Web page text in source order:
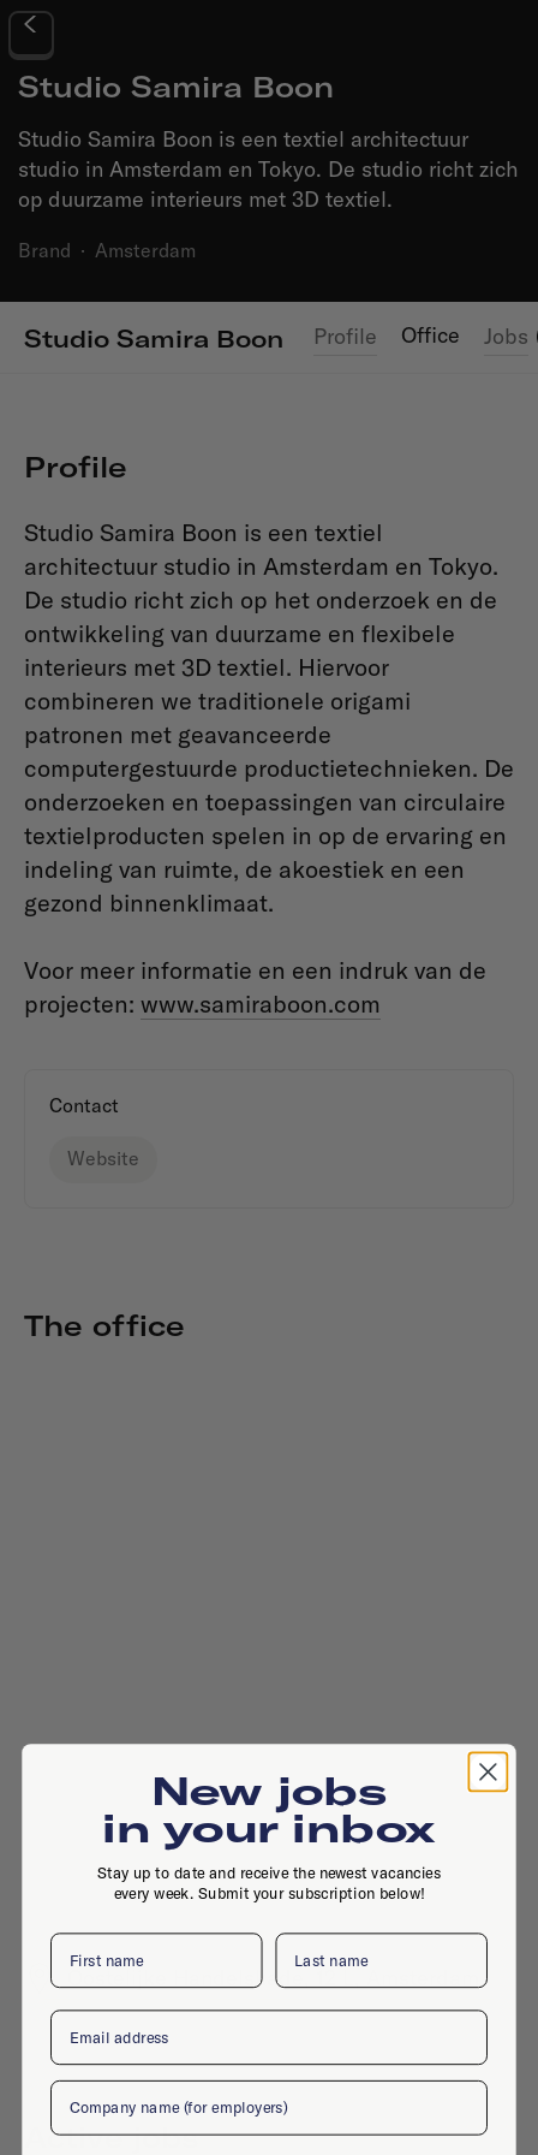
Studio Samira Boon
Studio Samira Boon is een textiel architectuur
studio in Amsterdam en Tokyo. De studio richt zich
op duurzame interieurs met 3D textiel.
Brand · Amsterdam
Studio Samira Boon Profile Office Jobs
Profile
Studio Samira Boon is een textiel
architectuur studio in Amsterdam en Tokyo.
De studio richt zich op het onderzoek en de
ontwikkeling van duurzame en flexibele
interieurs met 3D textiel. Hiervoor
combineren we traditionele origami
patronen met geavanceerde
computergestuurde productietechnieken. De
onderzoeken en toepassingen van circulaire
textielproducten spelen in op de ervaring en
indeling van ruimte, de akoestiek en een
gezond binnenklimaat.
Voor meer informatie en een indruk van de
projecten: www.samiraboon.com
Contact
Website
The office
Oostelijke Handelskade, 12 L, Amsterdam
Active jobs
New jobs
in your inbox
Stay up to date and receive the newest vacancies
every week. Submit your subscription below!
First name Last name
Email
Company